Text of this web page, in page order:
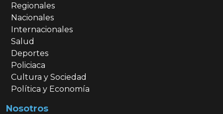
Regionales
Nacionales
Internacionales
Salud
Deportes
Policiaca
Cultura y Sociedad
Política y Economía
Nosotros